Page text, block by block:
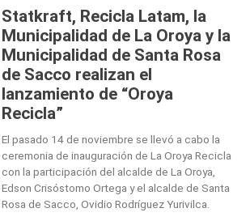
Statkraft, Recicla Latam, la
Municipalidad de La Oroya y la
Municipalidad de Santa Rosa
de Sacco realizan el
lanzamiento de “Oroya
Recicla”
El pasado 14 de noviembre se llevó a cabo la
ceremonia de inauguración de La Oroya Recicla
con la participación del alcalde de La Oroya,
Edson Crisóstomo Ortega y el alcalde de Santa
Rosa de Sacco, Ovidio Rodríguez Yurivilca.